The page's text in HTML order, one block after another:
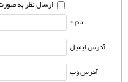
ارسال نظر به
نام *
آدرس ایمیل
آدرس وب